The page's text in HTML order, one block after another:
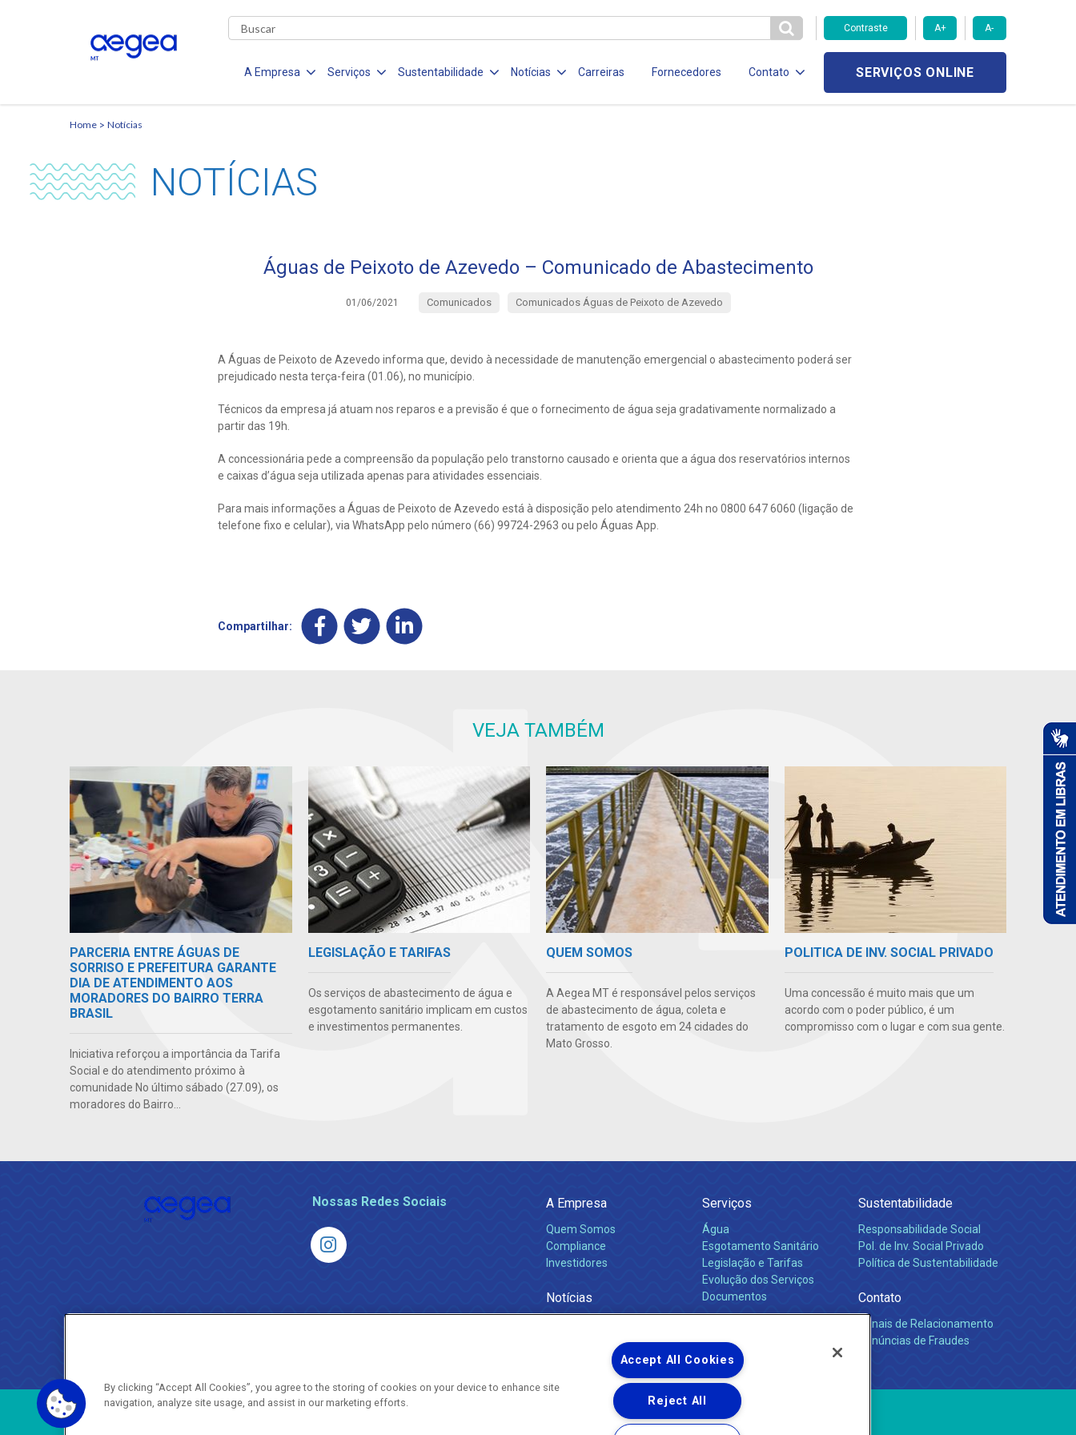
Contraste A+ A-
A Empresa Serviços Sustentabilidade Notícias Carreiras Fornecedores Contato SERVIÇOS ONLINE
Home Notícias
NOTÍCIAS
Águas de Peixoto de Azevedo – Comunicado de Abastecimento
01/06/2021 Comunicados Comunicados Águas de Peixoto de Azevedo
A Águas de Peixoto de Azevedo informa que, devido à necessidade de manutenção emergencial o abastecimento poderá ser
prejudicado nesta terça-feira (01.06), no município.
Técnicos da empresa já atuam nos reparos e a previsão é que o fornecimento de água seja gradativamente normalizado a
partir das 19h.
A concessionária pede a compreensão da população pelo transtorno causado e orienta que a água dos reservatórios internos
e caixas d’água seja utilizada apenas para atividades essenciais.
Para mais informações a Águas de Peixoto de Azevedo está à disposição pelo atendimento 24h no 0800 647 6060 (ligação de
telefone fixo e celular), via WhatsApp pelo número (66) 99724-2963 ou pelo Águas App.
Compartilhar:
VEJA TAMBÉM
PARCERIA ENTRE ÁGUAS DE
SORRISO E PREFEITURA GARANTE
DIA DE ATENDIMENTO AOS
MORADORES DO BAIRRO TERRA
BRASIL
Iniciativa reforçou a importância da Tarifa
Social e do atendimento próximo à
comunidade No último sábado (27.09), os
moradores do Bairro...
LEGISLAÇÃO E TARIFAS
Os serviços de abastecimento de água e
esgotamento sanitário implicam em custos
e investimentos permanentes.
QUEM SOMOS
A Aegea MT é responsável pelos serviços
de abastecimento de água, coleta e
tratamento de esgoto em 24 cidades do
Mato Grosso.
POLITICA DE INV. SOCIAL PRIVADO
Uma concessão é muito mais que um
acordo com o poder público, é um
compromisso com o lugar e com sua gente.
Nossas Redes Sociais A Empresa
Quem Somos
Compliance
Investidores
Notícias
Serviços
Água
Esgotamento Sanitário
Legislação e Tarifas
Evolução dos Serviços
Documentos
Sustentabilidade
Responsabilidade Social
Pol. de Inv. Social Privado
Política de Sustentabilidade
Contato
Canais de Relacionamento
Denúncias de Fraudes
Copyright ® 2026 - Todos os Direitos Reservados.
By clicking “Accept All Cookies”, you agree to the storing of cookies on your device to enhance site
navigation, analyze site usage, and assist in our marketing efforts.
Accept All Cookies
Reject All